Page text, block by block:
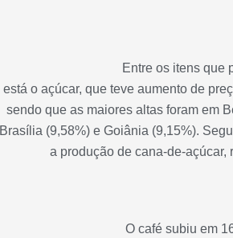
Entre os itens que
está o açúcar, que teve aumento de
sendo que as maiores altas foram em
Brasília (9,58%) e Goiânia (9,15%).
a produção de cana-de-açúcar,
O café subiu em